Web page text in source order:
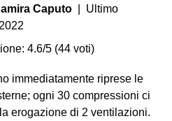
Caputo | Ultimo
4.6/5 (44 voti)
immediatamente riprese le
ogni 30 compressioni ci
erogazione di 2 ventilazioni.